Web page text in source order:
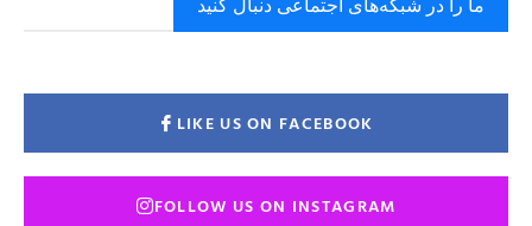
LIKE US ON FACEBOOK
FOLLOW US ON INSTAGRAM